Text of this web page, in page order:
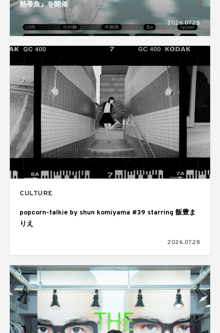
熱帯魚』を開催
2026.07.28
CULTURE
popcorn-talkie by shun komiyama #39 starring 飯豊ま
りえ
2026.07.28